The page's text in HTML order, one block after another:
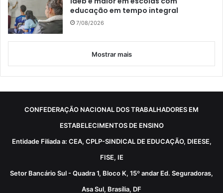
educação em tempo integral
7/08/2026
Mostrar mais
CONFEDERAÇÃO NACIONAL DOS TRABALHADORES EM
ESTABELECIMENTOS DE ENSINO
Entidade Filiada a: CEA, CPLP-SINDICAL DE EDUCAÇÃO, DIEESE,
FISE, IE
Setor Bancário Sul - Quadra 1, Bloco K, 15º andar Ed. Seguradoras,
Asa Sul, Brasília, DF